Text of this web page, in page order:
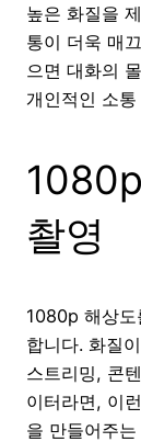
높은 화질을
통이 더욱 매
으면 대화의
개인적인 소
촬영
1080p 해상도
합니다. 화질
스트리밍, 콘
이터라면, 이
을 만들어주